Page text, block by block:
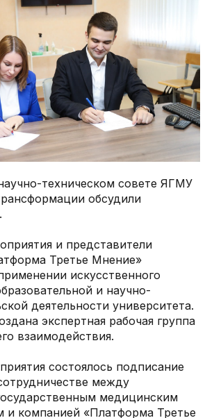
техническом совете ЯГМУ
обсудили
и представители
Третье Мнение»
искусственного
и научно-
деятельности университета.
экспертная рабочая группа
взаимодействия.
состоялось подписание
между
медицинским
и компанией «Платформа Третье